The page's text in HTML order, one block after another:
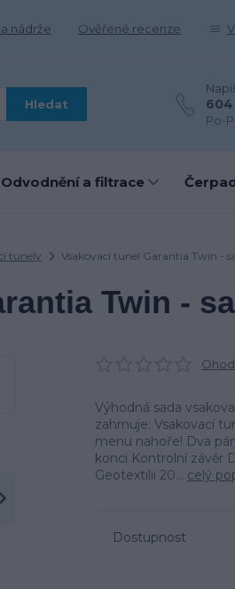
nádrže Ověřené recenze
Hledat 604
Po-
Odvodnění a filtrace
tunely Vsakovací tunel Garantia Twin -
Twin -
Výhodná sada
zahrnuje: Vsakovací
menu nahoře! Dva
konci Kontrolní závěr
Geotextilii 20... celý
Dostupnost